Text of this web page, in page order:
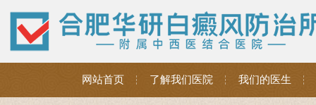
网站首页 了解我们医院 我们的医生